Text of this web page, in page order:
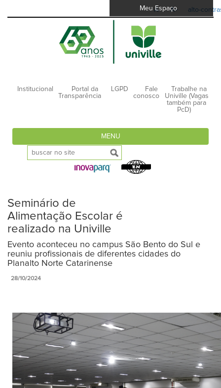
A- A+ alto-
Meu Espaço
Institucional
Portal da
Transparência
LGPD
Fale
conosco
Trabalhe na
Univille (Vagas
também para
PcD)
MENU
Seminário de
Alimentação Escolar é
realizado na Univille
Evento aconteceu no campus São Bento do Sul e
reuniu profissionais de diferentes cidades do
Planalto Norte Catarinense
28/10/2024